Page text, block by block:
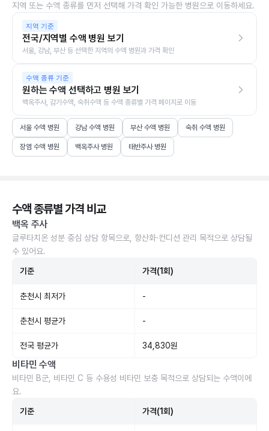
지역 또는 수액 종류를 먼저 선택해 가격 확인 가능한 병원으로 이동하세요.
지역 기준
전국/지역별 수액 병원 보기
서울, 강남, 부산 등 선택한 지역의 수액 병원과 가격 확인
수액 종류 기준
원하는 수액 선택하고 병원 보기
백옥주사, 감기수액, 숙취수액 등 수액 종류별 가격 페이지로 이동
서울 수액 병원 강남 수액 병원 부산 수액 병원 숙취 수액 병원
장염 수액 병원 백옥주사 병원 태반주사 병원
수액 종류별 가격 비교
백옥 주사
글루타치온 성분 중심 상담 항목으로, 항산화·컨디션 관리 목적으로 상담될
수 있어요.
기준 가격(1회)
춘천시 최저가 -
춘천시 평균가 -
전국 평균가 34,830원
비타민 수액
비타민 B군, 비타민 C 등 수용성 비타민 보충 목적으로 상담되는 수액이에
요.
기준 가격(1회)